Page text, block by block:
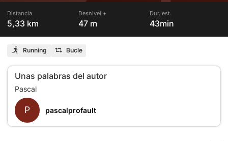
Distancia
5,33 km
Desnivel +
47 m
Dur. est.
43min
Running Bucle
Unas palabras del autor
P pascalprofault